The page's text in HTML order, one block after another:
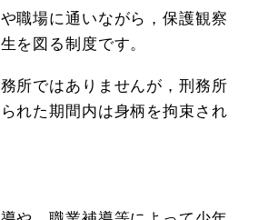
職場に通いながら，保護観察
を図る制度です。
所ではありませんが，刑務所
れた期間内は身柄を拘束され